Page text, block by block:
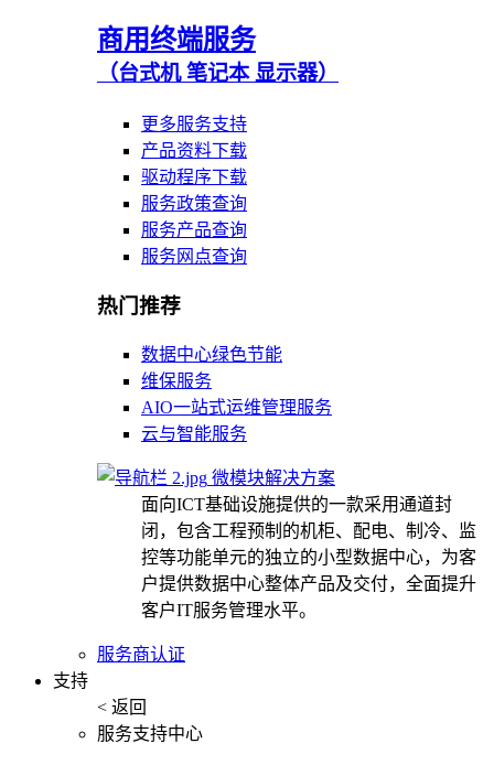
商用终端服务
（台式机 笔记本 显示器）
更多服务支持
产品资料下载
驱动程序下载
服务政策查询
服务产品查询
服务网点查询
热门推荐
数据中心绿色节能
维保服务
AIO一站式运维管理服务
云与智能服务
微模块解决方案
面向ICT基础设施提供的一款采用通道封
闭，包含工程预制的机柜、配电、制冷、监
控等功能单元的独立的小型数据中心，为客
户提供数据中心整体产品及交付，全面提升
客户IT服务管理水平。
服务商认证
支持
< 返回
服务支持中心